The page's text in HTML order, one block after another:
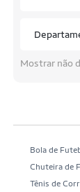
Barracas
Barras
Mostrar não
Bola de
Chuteira de
Tênis de